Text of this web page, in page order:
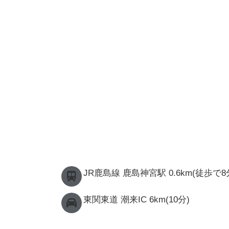
JR鹿島線 鹿島神宮駅 0.6km(徒歩で8
東関東道 潮来IC 6km(10分)